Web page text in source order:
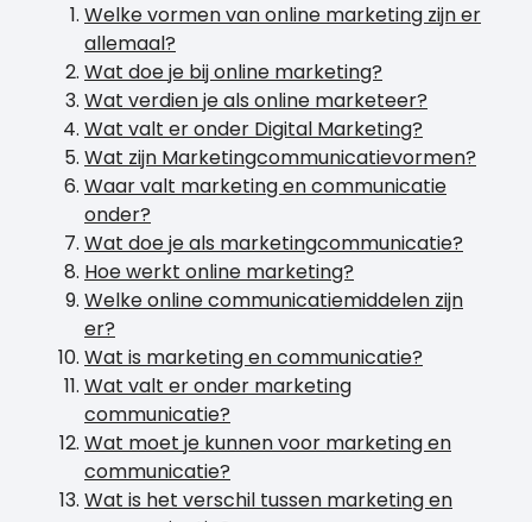
Welke vormen van online marketing zijn er
allemaal?
Wat doe je bij online marketing?
Wat verdien je als online marketeer?
Wat valt er onder Digital Marketing?
Wat zijn Marketingcommunicatievormen?
Waar valt marketing en communicatie
onder?
Wat doe je als marketingcommunicatie?
Hoe werkt online marketing?
Welke online communicatiemiddelen zijn
er?
Wat is marketing en communicatie?
Wat valt er onder marketing
communicatie?
Wat moet je kunnen voor marketing en
communicatie?
Wat is het verschil tussen marketing en